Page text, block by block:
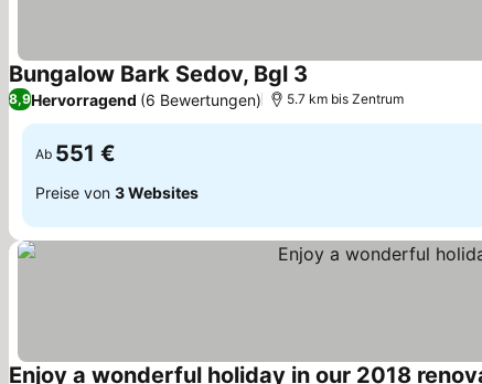
Bungalow Bark Sedov, Bgl 3
8,9Hervorragend (6 Bewertungen) 5.7 km bis Zentrum
Ab 551 €
Preise von 3 Websites
Enjoy a wonderful holiday in our 2018